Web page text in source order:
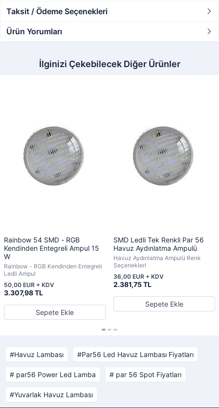
Taksit / Ödeme Seçenekleri
Ürün Yorumları
İlginizi Çekebilecek Diğer Ürünler
Rainbow 54 SMD - RGB
Kendinden Entegreli Ampul 15
W
Rainbow - RGB Kendinden Entegreli
Ledli Ampul
3.307,98 TL
50,00 EUR + KDV
Sepete Ekle
SMD Ledli Tek Renkli Par 56
Havuz Aydınlatma Ampulü
Havuz Aydınlatma Ampulü Renk
Seçenekleri
2.381,75 TL
36,00 EUR + KDV
Sepete Ekle
Havuz Lambası Par56 Led Havuz Lambası Fiyatları
par56 Power Led Lamba par 56 Spot Fiyatları
Yuvarlak Havuz Lambası